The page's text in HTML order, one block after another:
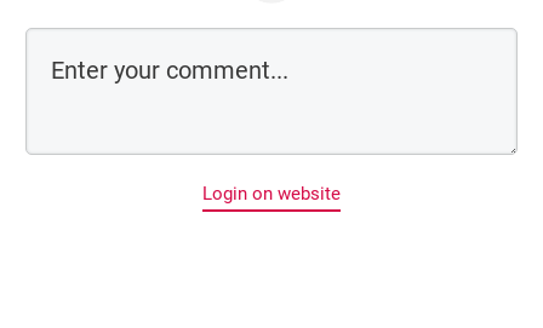
Login on website